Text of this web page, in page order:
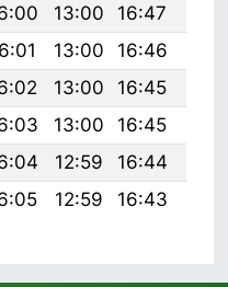
13:00 16:47
13:00 16:46
13:00 16:45
13:00 16:45
12:59 16:44
12:59 16:43